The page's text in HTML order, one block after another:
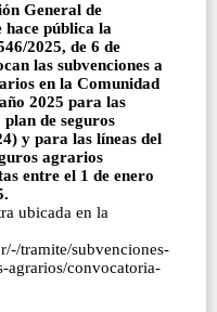
General de
pública la
2025, de 6 de
las subvenciones a
en la Comunidad
2025 para las
de seguros
y para las líneas del
agrarios
entre el 1 de enero
ubicada en la
tramite/subvenciones-
agrarios/convocatoria-